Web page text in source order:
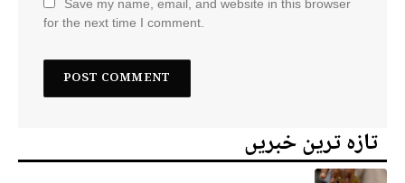
Save my name, email, and website in this browser
for the next time I comment.
تازہ ترین خبریں